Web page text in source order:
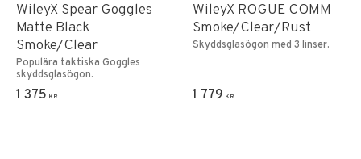
WileyX Spear Goggles
Matte Black
Smoke/Clear
Populära taktiska Goggles
skyddsglasögon.
1 375 KR
WileyX ROGUE COMM
Smoke/Clear/Rust
Skyddsglasögon med 3 linser.
1 779 KR